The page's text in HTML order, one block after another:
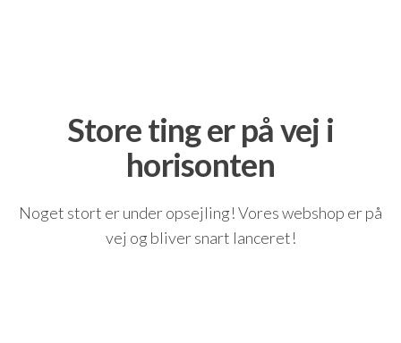
Store ting er på vej i
horisonten
Noget stort er under opsejling! Vores webshop er på
vej og bliver snart lanceret!